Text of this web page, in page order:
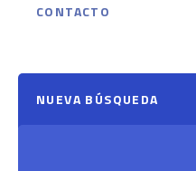
CONTACTO
NUEVA BÚSQUEDA